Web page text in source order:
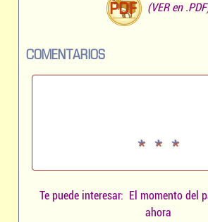
(VER en
COMENTARIOS
* * *
Te puede interesar: El momento del
ahora